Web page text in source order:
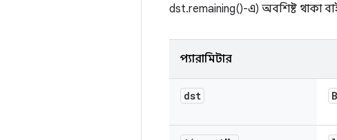
dst.remaining()-এ) অবশিষ্ট থাকা
প্যারামিটার
dst